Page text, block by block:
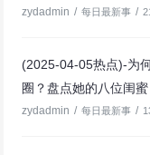
zydadmin / 每日最新事 /
(2025-04-05热点)-为
圈？盘点她的八位闺蜜
zydadmin / 每日最新事 /